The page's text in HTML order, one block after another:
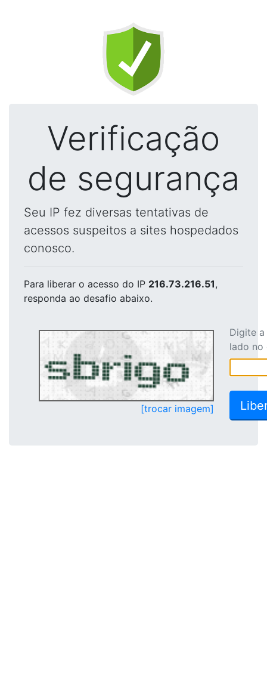
Verificação
de segurança
Seu IP fez diversas tentativas de
acessos suspeitos a sites hospedados
conosco.
Para liberar o acesso do IP 216.73.216.51,
responda ao desafio abaixo.
[trocar imagem]
Digite
lado no